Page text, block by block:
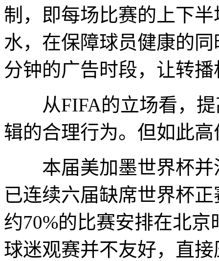
制，即每场比赛的上下
水，在保障球员健康的
分钟的广告时段，让转
从FIFA的立场看，提
辑的合理行为。但如此
本届美加墨世界杯并
已连续六届缺席世界杯
约70%的比赛安排在北
球迷观赛并不友好，直